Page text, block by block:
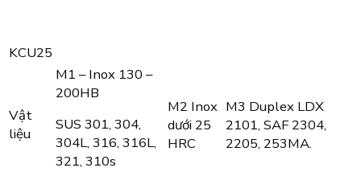
KCU25
Vật
liệu
M1 – Inox 130 –
200HB
SUS 301, 304,
304L, 316, 316L,
321, 310s
M2 Inox
dưới 25
HRC
M3 Duplex LDX
2101, SAF 2304,
2205, 253MA.